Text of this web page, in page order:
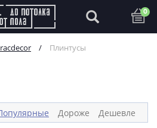
0
/ Плинтусы
Дороже Дешевле